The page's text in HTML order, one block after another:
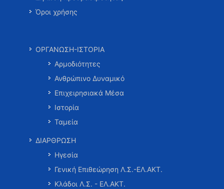
Όροι χρήσης
ΟΡΓΑΝΩΣΗ-ΙΣΤΟΡΙΑ
Αρμοδιότητες
Ανθρώπινο Δυναμικό
Επιχειρησιακά Μέσα
Ιστορία
Ταμεία
ΔΙΑΡΘΡΩΣΗ
Ηγεσία
Γενική Επιθεώρηση Λ.Σ.-ΕΛ.ΑΚΤ.
Κλάδοι Λ.Σ. - ΕΛ.ΑΚΤ.